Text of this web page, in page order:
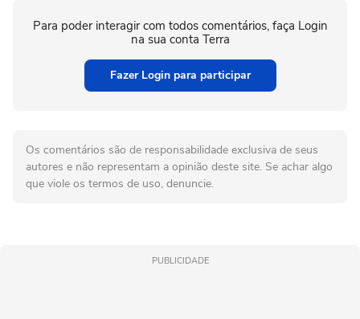
Para poder interagir com todos comentários, faça Login
na sua conta Terra
Fazer Login para participar
Os comentários são de responsabilidade exclusiva de seus
autores e não representam a opinião deste site. Se achar algo
que viole os termos de uso, denuncie.
PUBLICIDADE